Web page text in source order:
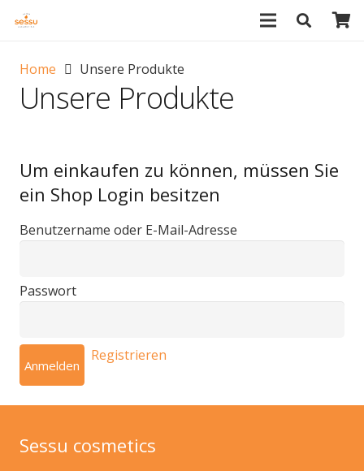
Home Unsere Produkte
Unsere Produkte
Um einkaufen zu können, müssen Sie
ein Shop Login besitzen
Benutzername oder E-Mail-Adresse
Passwort
Registrieren
Sessu cosmetics